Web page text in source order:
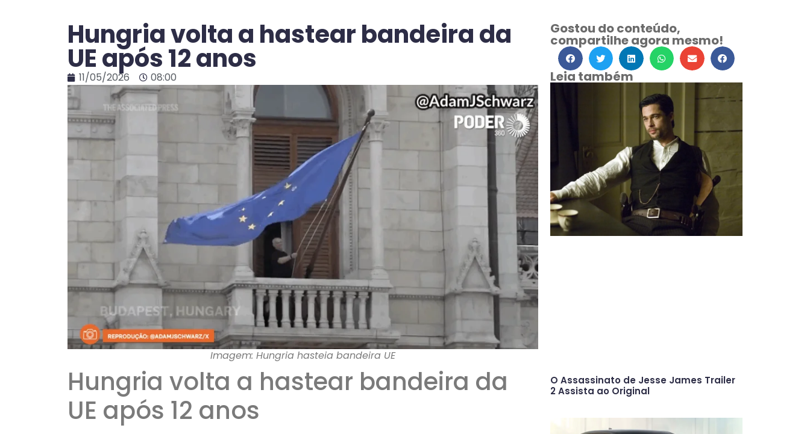
Hungria volta a hastear bandeira da
UE após 12 anos
11/05/2026 08:00
Imagem: Hungria hasteia bandeira UE
Hungria volta a hastear bandeira da
UE após 12 anos
Gostou do conteúdo,
compartilhe agora mesmo!
Leia também
O Assassinato de Jesse James Trailer
2 Assista ao Original